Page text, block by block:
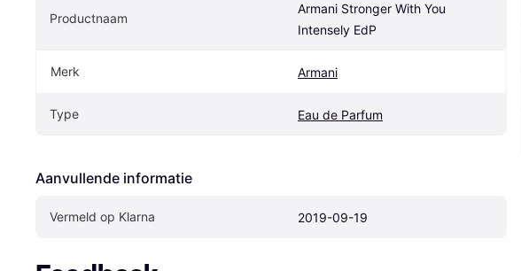
Productnaam
Armani Stronger With You
Intensely EdP
Merk Armani
Type Eau de Parfum
Aanvullende informatie
Vermeld op Klarna 2019-09-19